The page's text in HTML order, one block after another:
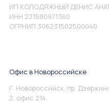
ИП КОЛОДЯЖНЫЙ ДЕНИС
ИНН 231580971360
ОГРНИП 306231502500040
Офис в Новороссийске
Г. Новороссийск, пр.
2, офис 214.